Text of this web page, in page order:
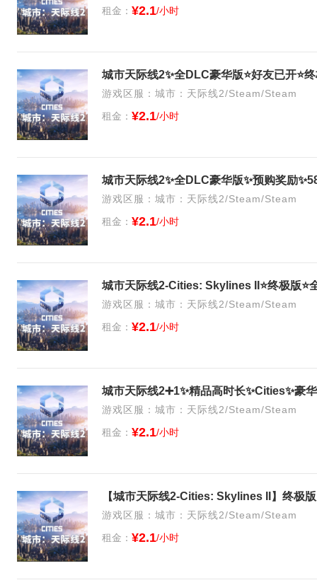
租金： ¥2.1/小时
城市天际线2✨全DLC豪华版⭐好友已开
游戏区服：城市：天际线2/Steam/Steam
租金： ¥2.1/小时
游戏区服：城市：天际线2/Steam/Steam
租金： ¥2.1/小时
游戏区服：城市：天际线2/Steam/Steam
租金： ¥2.1/小时
城市天际线2➕1✨精品高时长✨Cities✨豪
游戏区服：城市：天际线2/Steam/Steam
租金： ¥2.1/小时
【城市天际线2-Cities: Skylines II】终极
游戏区服：城市：天际线2/Steam/Steam
租金： ¥2.1/小时